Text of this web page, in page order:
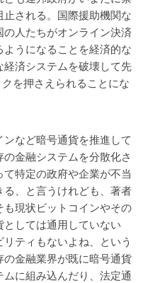
される。国際援助機関な
人たちがオンライン決済
うになることを経済的な
済システムを破壊して先
を押さえられることにな
など暗号通貨を推進して
金融システムを分散化さ
特定の政府や企業が不当
、と言うけれども、著者
現状ビットコインやその
しては通用していない
ティもないよね、という
金融業界が既に暗号通貨
に組み込んだり、法定通